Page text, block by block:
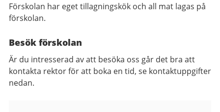
Förskolan har eget tillagningskök och all mat lagas på
förskolan.
Besök förskolan
Är du intresserad av att besöka oss går det bra att
kontakta rektor för att boka en tid, se kontaktuppgifter
nedan.